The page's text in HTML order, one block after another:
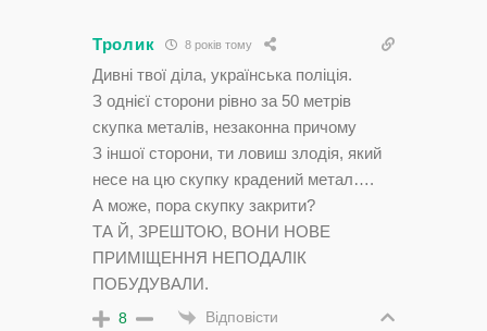
Тролик 8 років тому
Дивні твої діла, українська поліція.
З однієї сторони рівно за 50 метрів
скупка металів, незаконна причому
З іншої сторони, ти ловиш злодія, який
несе на цю скупку крадений метал….
А може, пора скупку закрити?
ТА Й, ЗРЕШТОЮ, ВОНИ НОВЕ
ПРИМІЩЕННЯ НЕПОДАЛІК
ПОБУДУВАЛИ.
8 Відповісти